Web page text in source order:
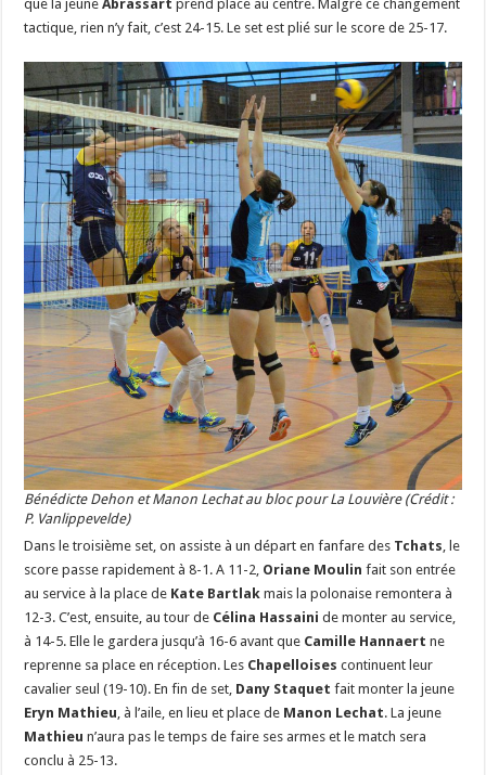
que la jeuneAbrassart prend place au centre. Malgré ce changement
tactique, rien n’y fait, c’est 24-15. Le set est plié sur le score de 25-17.
Bénédicte Dehon et Manon Lechat au bloc pour La Louvière (Crédit :
P. Vanlippevelde)
Dans le troisième set, on assiste à un départ en fanfare des Tchats , le
score passe rapidement à 8-1. A 11-2, Oriane Moulin fait son entrée
au service à la place de Kate Bartlak mais la polonaise remontera à
12-3. C’est, ensuite, au tour de Célina Hassaini de monter au service,
à 14-5. Elle le gardera jusqu’à 16-6 avant que Camille Hannaert ne
reprenne sa place en réception. Les Chapelloises continuent leur
cavalier seul (19-10). En fin de set, Dany Staquet fait monter la jeune
Eryn Mathieu , à l’aile, en lieu et place de Manon Lechat. La jeune
Mathieu n’aura pas le temps de faire ses armes et le match sera
conclu à 25-13.